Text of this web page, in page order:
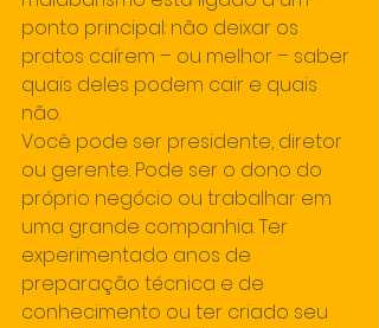
ponto principal: não deixar os
pratos caírem – ou melhor – saber
quais deles podem cair e quais
não.
Você pode ser presidente, diretor
ou gerente. Pode ser o dono do
próprio negócio ou trabalhar em
uma grande companhia. Ter
experimentado anos de
preparação técnica e de
conhecimento ou ter criado seu